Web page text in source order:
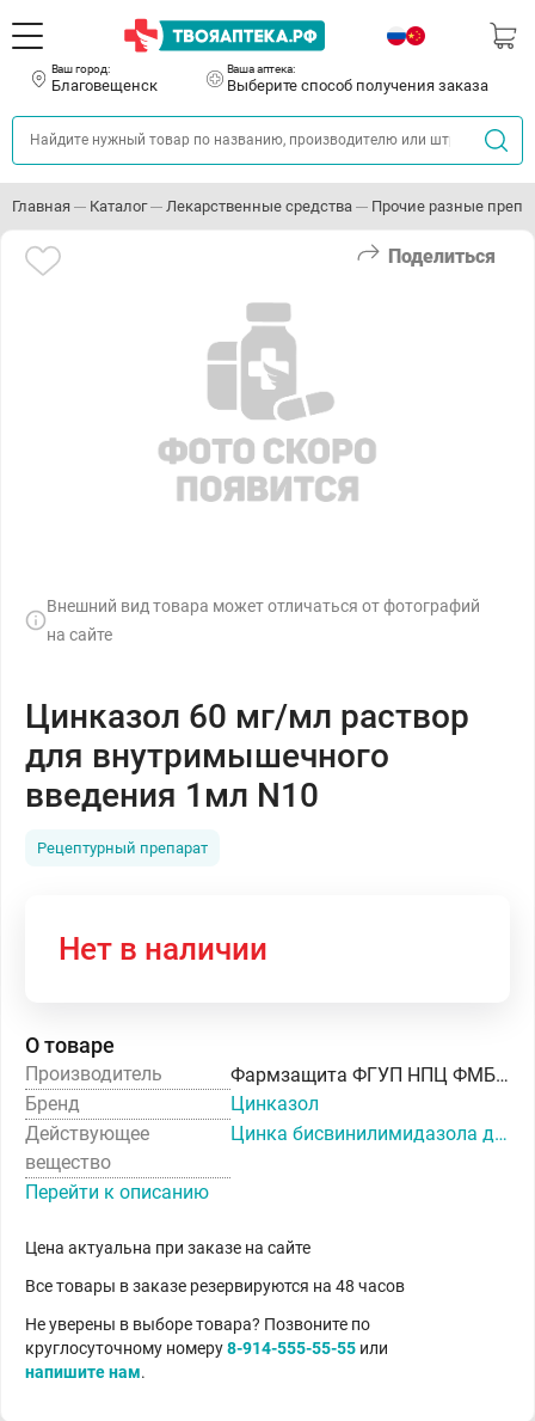
Ваш город:
Благовещенск
Ваша аптека:
Выберите способ получения заказа
Главная Каталог Лекарственные средства Прочие разные
Поделиться
Внешний вид товара может отличаться от фотографий
на сайте
Цинказол 60 мг/мл раствор
для внутримышечного
введения 1мл N10
Рецептурный препарат
Нет в наличии
О товаре
Производитель
Фармзащита ФГУП НПЦ ФМБА России
Бренд
Цинказол
Действующее
вещество
Цинка бисвинилимидазола диацетат
Перейти к описанию
Цена актуальна при заказе на сайте
Все товары в заказе резервируются на 48 часов
Не уверены в выборе товара? Позвоните по
круглосуточному номеру8-914-555-55-55 или
напишите нам.